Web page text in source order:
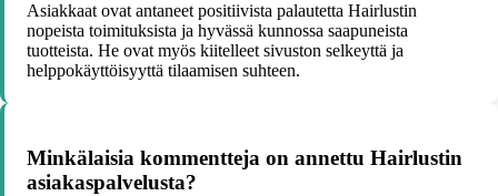
Asiakkaat ovat antaneet positiivista palautetta Hairlustin
nopeista toimituksista ja hyvässä kunnossa saapuneista
tuotteista. He ovat myös kiitelleet sivuston selkeyttä ja
helppokäyttöisyyttä tilaamisen suhteen.
Minkälaisia kommentteja on annettu Hairlustin
asiakaspalvelusta?